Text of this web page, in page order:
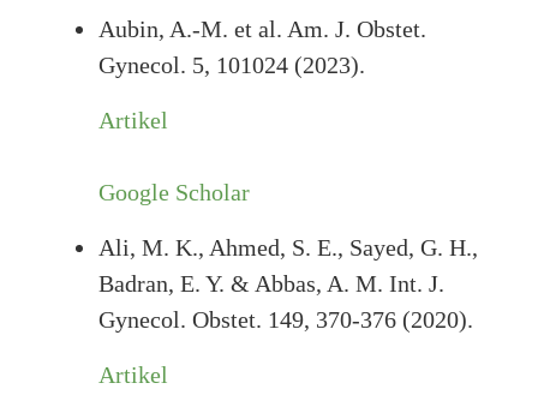
Aubin, A.-M. et al. Am. J. Obstet.
Gynecol. 5, 101024 (2023).
Artikel
Google Scholar
Ali, M. K., Ahmed, S. E., Sayed, G. H.,
Badran, E. Y. & Abbas, A. M. Int. J.
Gynecol. Obstet. 149, 370-376 (2020).
Artikel